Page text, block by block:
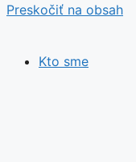
Preskočiť na obsah
Kto sme